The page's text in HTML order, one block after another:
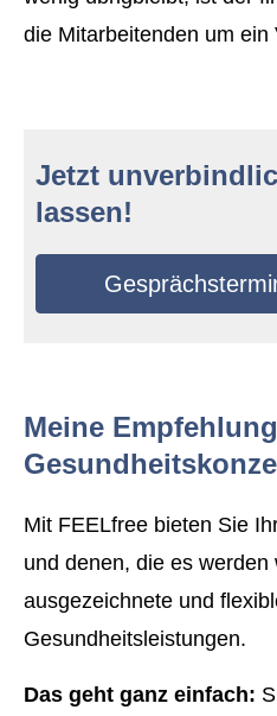
die Mitarbeitenden um ein
Jetzt
lassen!
Meine
Mit FEELfree bieten Sie
und denen, die es werden
ausgezeichnete und
Gesundheitsleistungen.
Das geht ganz einfach: